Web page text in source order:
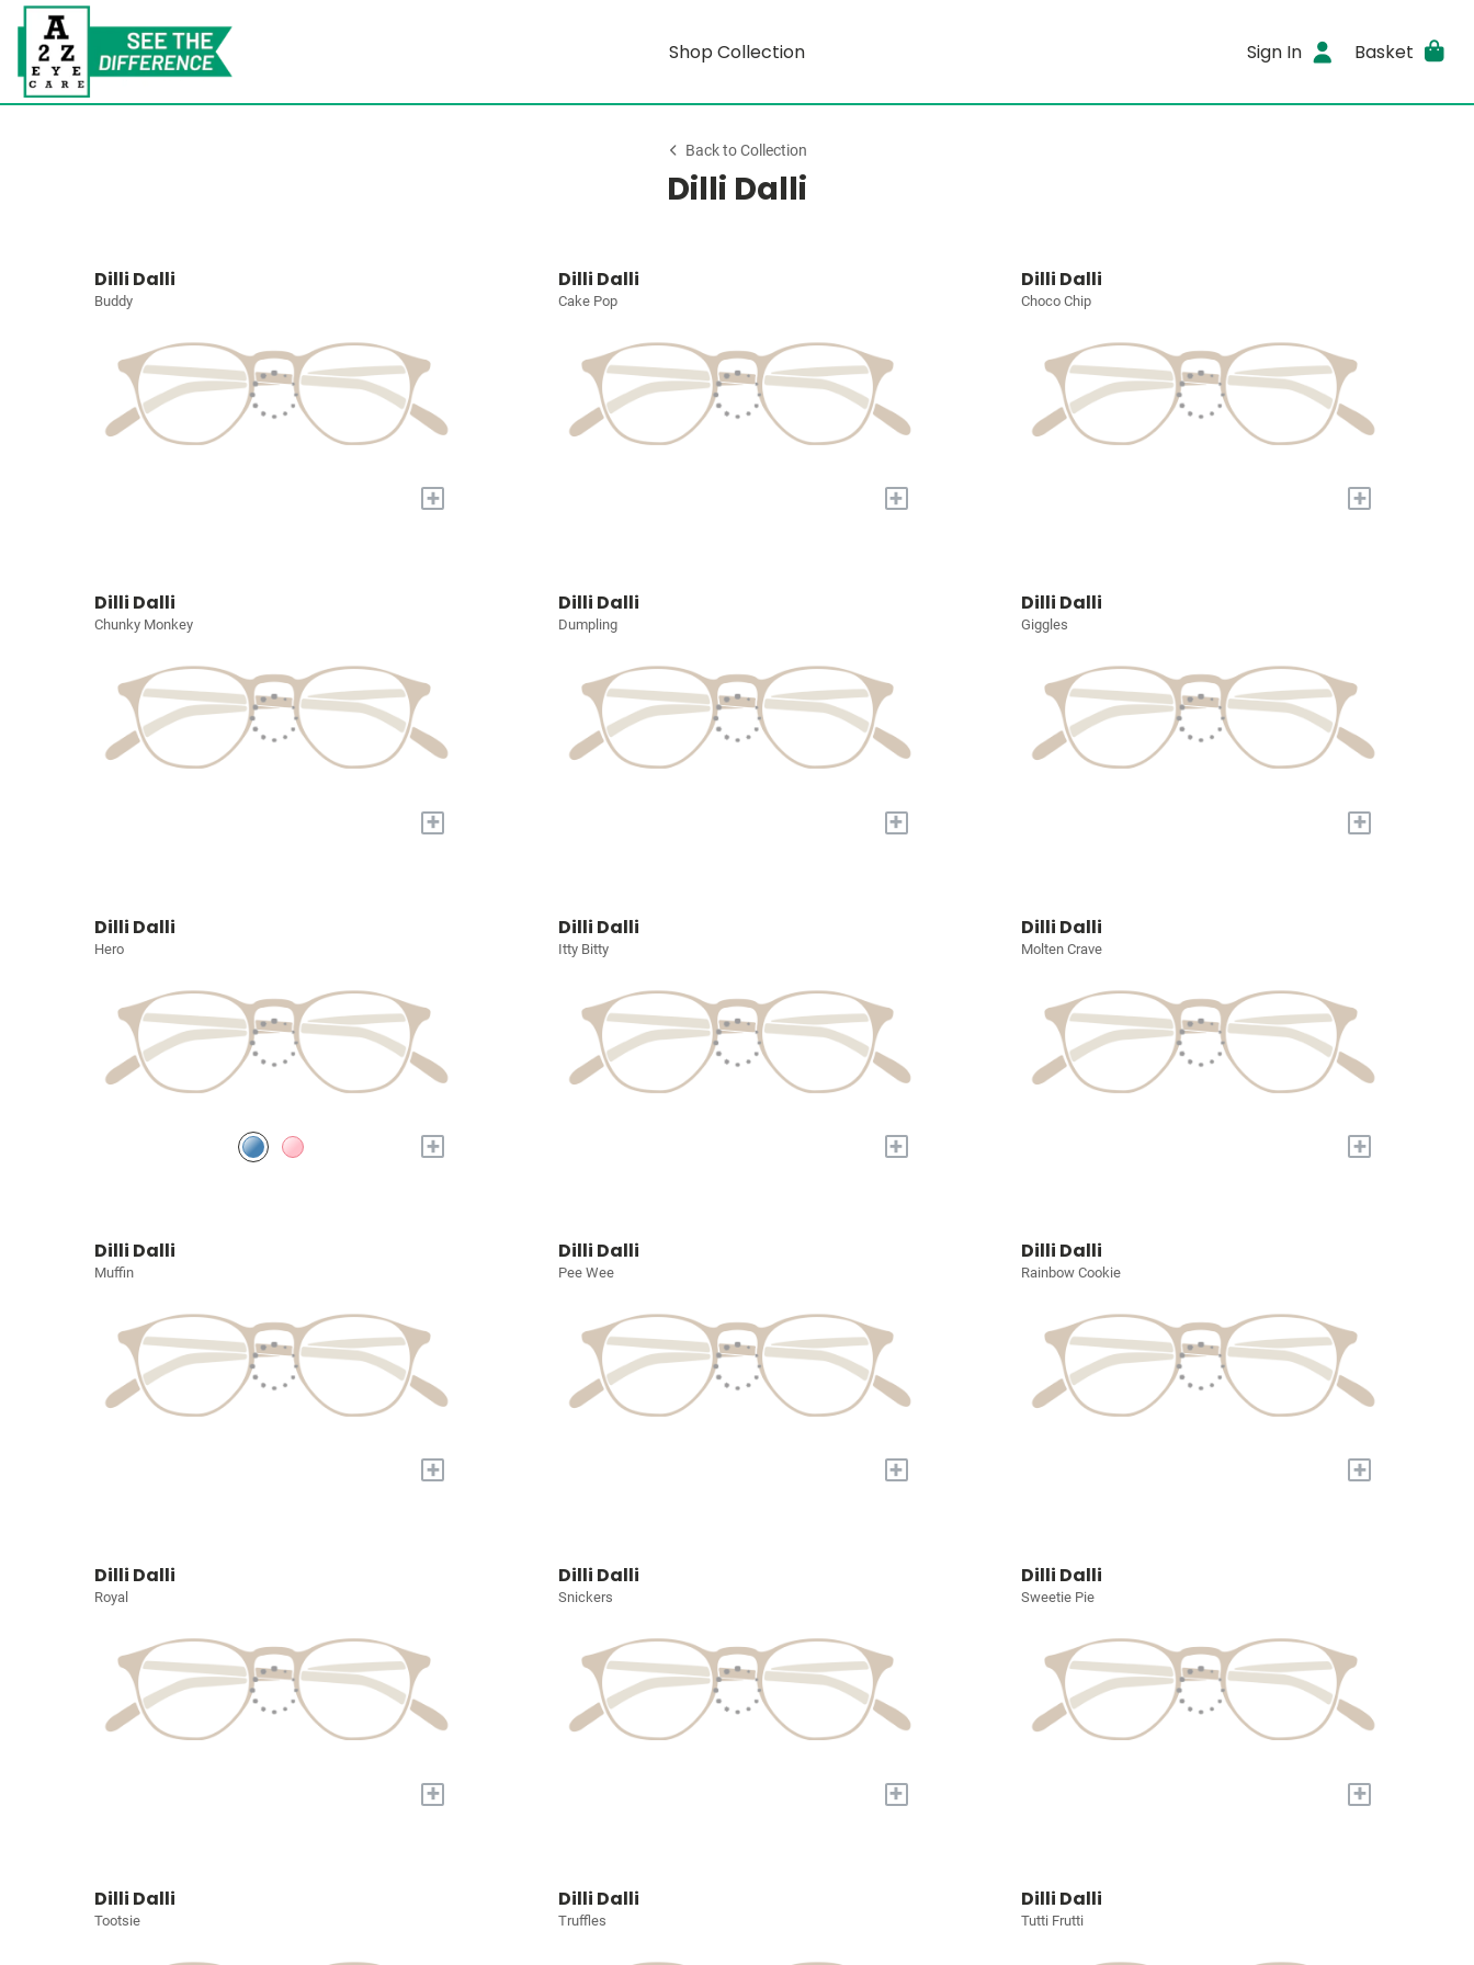
Shop Collection Sign In Basket
Back to Collection
Dilli Dalli
Dilli Dalli
Buddy
+
Dilli Dalli
Cake Pop
+
Dilli Dalli
Choco Chip
+
Dilli Dalli
Chunky Monkey
+
Dilli Dalli
Dumpling
+
Dilli Dalli
Giggles
+
Dilli Dalli
Hero
+
Dilli Dalli
Itty Bitty
+
Dilli Dalli
Molten Crave
+
Dilli Dalli
Muffin
+
Dilli Dalli
Pee Wee
+
Dilli Dalli
Rainbow Cookie
+
Dilli Dalli
Royal
+
Dilli Dalli
Snickers
+
Dilli Dalli
Sweetie Pie
+
Dilli Dalli
Tootsie
Dilli Dalli
Truffles
Dilli Dalli
Tutti Frutti